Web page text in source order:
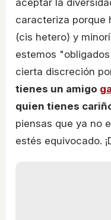
aceptar la
caracteriza porque
(cis hetero) y
estemos
cierta discreción
tienes un amigo
quien tienes
piensas que ya no
estés equivocado.